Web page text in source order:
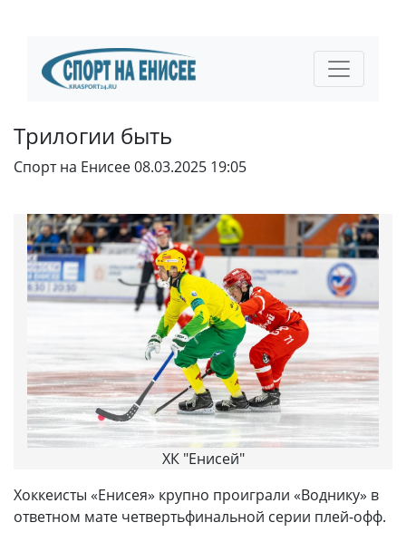
Трилогии быть
Спорт на Енисее08.03.2025 19:05
ХК "Енисей"
Хоккеисты «Енисея» крупно проиграли «Воднику» в
ответном мате четвертьфинальной серии плей-офф.